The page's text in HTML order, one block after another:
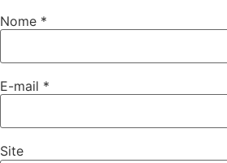
Nome *
E-mail *
Site